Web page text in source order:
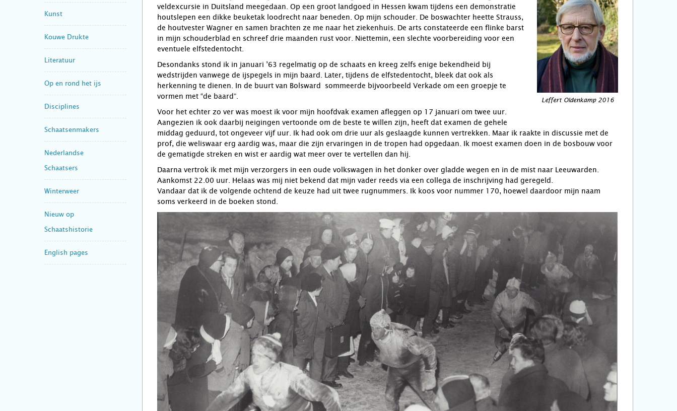
Kunst
Kouwe Drukte
Literatuur
Op en rond het ijs
Disciplines
Schaatsenmakers
Nederlandse
Schaatsers
Winterweer
Nieuw op
Schaatshistorie
English pages
Leffert Oldenkamp 2016
veldexcursie in Duitsland meegedaan. Op een groot landgoed in Hessen kwam tijdens een demonstratie
houtslepen een dikke beuketak loodrecht naar beneden. Op mijn schouder. De boswachter heette Strauss,
de houtvester Wagner en samen brachten ze me naar het ziekenhuis. De arts constateerde een flinke barst
in mijn schouderblad en schreef drie maanden rust voor. Niettemin, een slechte voorbereiding voor een
eventuele elfstedentocht.
Desondanks stond ik in januari ’63 regelmatig op de schaats en kreeg zelfs enige bekendheid bij
wedstrijden vanwege de ijspegels in mijn baard. Later, tijdens de elfstedentocht, bleek dat ook als
herkenning te dienen. In de buurt van Bolsward sommeerde bijvoorbeeld Verkade om een groepje te
vormen met “de baard”.
Voor het echter zo ver was moest ik voor mijn hoofdvak examen afleggen op 17 januari om twee uur.
Aangezien ik ook daarbij neigingen vertoonde om de beste te willen zijn, heeft dat examen de gehele
middag geduurd, tot ongeveer vijf uur. Ik had ook om drie uur als geslaagde kunnen vertrekken. Maar ik raakte in discussie met de
prof, die weliswaar erg aardig was, maar die zijn ervaringen in de tropen had opgedaan. Ik moest examen doen in de bosbouw voor
de gematigde streken en wist er aardig wat meer over te vertellen dan hij.
Daarna vertrok ik met mijn verzorgers in een oude volkswagen in het donker over gladde wegen en in de mist naar Leeuwarden.
Aankomst 22.00 uur. Helaas was mij niet bekend dat mijn vader reeds via een collega de inschrijving had geregeld.
Vandaar dat ik de volgende ochtend de keuze had uit twee rugnummers. Ik koos voor nummer 170, hoewel daardoor mijn naam
soms verkeerd in de boeken stond.